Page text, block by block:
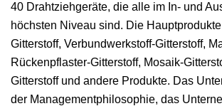
40 Drahtziehgeräte, die alle im In- und
höchsten Niveau sind. Die
Gitterstoff, Verbundwerkstoff-Gitterstoff,
Rückenpflaster-Gitterstoff, Mosaik-
Gitterstoff und andere Produkte. Das
der Managementphilosophie, das